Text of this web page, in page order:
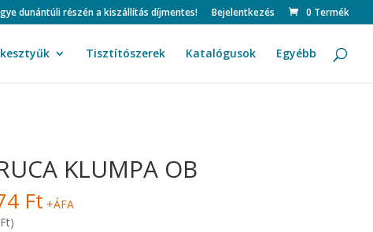
dunántúli részén a kiszállítás díjmentes! Bejelentkezés 0 Termék
Tisztítószerek Katalógusok Egyébb
KLUMPA OB
Ft +ÁFA